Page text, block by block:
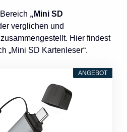
„Mini SD
verglichen und
Hier findest
„Mini SD Kartenleser“.
ANGEBOT